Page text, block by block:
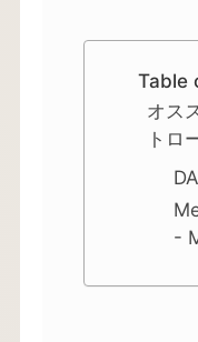
Table
オス
トロ
-